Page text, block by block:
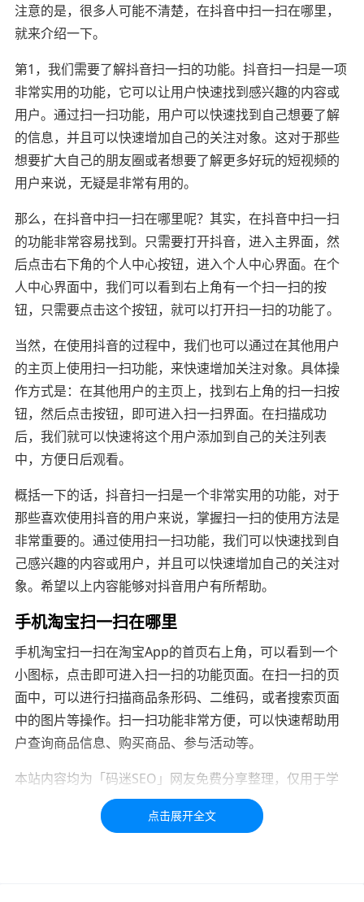
注意的是，很多人可能不清楚，在抖音中扫一扫在哪里，
就来介绍一下。
第1，我们需要了解抖音扫一扫的功能。抖音扫一扫是一项
非常实用的功能，它可以让用户快速找到感兴趣的内容或
用户。通过扫一扫功能，用户可以快速找到自己想要了解
的信息，并且可以快速增加自己的关注对象。这对于那些
想要扩大自己的朋友圈或者想要了解更多好玩的短视频的
用户来说，无疑是非常有用的。
那么，在抖音中扫一扫在哪里呢？其实，在抖音中扫一扫
的功能非常容易找到。只需要打开抖音，进入主界面，然
后点击右下角的个人中心按钮，进入个人中心界面。在个
人中心界面中，我们可以看到右上角有一个扫一扫的按
钮，只需要点击这个按钮，就可以打开扫一扫的功能了。
当然，在使用抖音的过程中，我们也可以通过在其他用户
的主页上使用扫一扫功能，来快速增加关注对象。具体操
作方式是：在其他用户的主页上，找到右上角的扫一扫按
钮，然后点击按钮，即可进入扫一扫界面。在扫描成功
后，我们就可以快速将这个用户添加到自己的关注列表
中，方便日后观看。
概括一下的话，抖音扫一扫是一个非常实用的功能，对于
那些喜欢使用抖音的用户来说，掌握扫一扫的使用方法是
非常重要的。通过使用扫一扫功能，我们可以快速找到自
己感兴趣的内容或用户，并且可以快速增加自己的关注对
象。希望以上内容能够对抖音用户有所帮助。
手机淘宝扫一扫在哪里
手机淘宝扫一扫在淘宝App的首页右上角，可以看到一个
小图标，点击即可进入扫一扫的功能页面。在扫一扫的页
面中，可以进行扫描商品条形码、二维码，或者搜索页面
中的图片等操作。扫一扫功能非常方便，可以快速帮助用
户查询商品信息、购买商品、参与活动等。
本站内容均为「码迷SEO」网友免费分享整理，仅用于学
习交流，如有疑问，请联系我们48小时处理！！！！